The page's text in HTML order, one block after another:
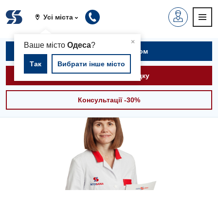
Усі міста
×
Ваше містоОдеса?
Так Вибрати інше місто
Записатися на прийом
Викликати швидку
Консультації -30%